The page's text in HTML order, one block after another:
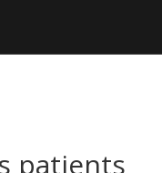
patients